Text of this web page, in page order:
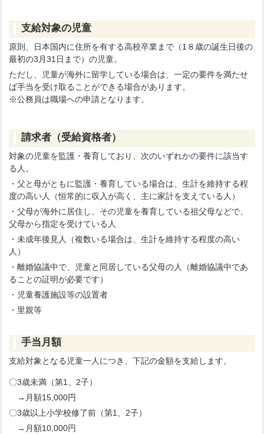
支給対象の児童
原則、日本国内に住所を有する高校卒業まで（1８歳の誕生日後の
最初の3月31日まで）の児童。
ただし、児童が海外に留学している場合は、一定の要件を満たせ
ば手当を受け取ることができる場合があります。
※公務員は職場への申請となります。
請求者（受給資格者）
対象の児童を監護・養育しており、次のいずれかの要件に該当す
る人。
・父と母がともに監護・養育している場合は、生計を維持する程
度の高い人（恒常的に収入が高く、主に家計を支えている人）
・父母が海外に居住し、その児童を養育している祖父母などで、
父母から指定を受けている人
・未成年後見人（複数いる場合は、生計を維持する程度の高い
人）
・離婚協議中で、児童と同居している父母の人（離婚協議中であ
ることの証明が必要です）
・児童養護施設等の設置者
・里親等
手当月額
支給対象となる児童一人につき、下記の金額を支給します。
〇3歳未満（第1、2子）
→月額15,000円
〇3歳以上小学校修了前（第1、2子）
→月額10,000円